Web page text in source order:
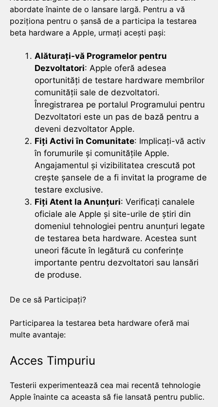
abordate înainte de o lansare largă. Pentru a vă
poziționa pentru o șansă de a participa la testarea
beta hardware a Apple, urmați acești pași:
Alăturați-vă Programelor pentru
Dezvoltatori: Apple oferă adesea
oportunități de testare hardware membrilor
comunității sale de dezvoltatori.
Înregistrarea pe portalul Programului pentru
Dezvoltatori este un pas de bază pentru a
deveni dezvoltator Apple.
Fiți Activi în Comunitate: Implicați-vă activ
în forumurile și comunitățile Apple.
Angajamentul și vizibilitatea crescută pot
crește șansele de a fi invitat la programe de
testare exclusive.
Fiți Atent la Anunțuri: Verificați canalele
oficiale ale Apple și site-urile de știri din
domeniul tehnologiei pentru anunțuri legate
de testarea beta hardware. Acestea sunt
uneori făcute în legătură cu conferințe
importante pentru dezvoltatori sau lansări
de produse.
De ce să Participați?
Participarea la testarea beta hardware oferă mai
multe avantaje:
Acces Timpuriu
Testerii experimentează cea mai recentă tehnologie
Apple înainte ca aceasta să fie lansată pentru public.